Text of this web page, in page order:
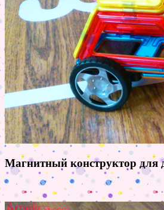
Магнитный конструктор для